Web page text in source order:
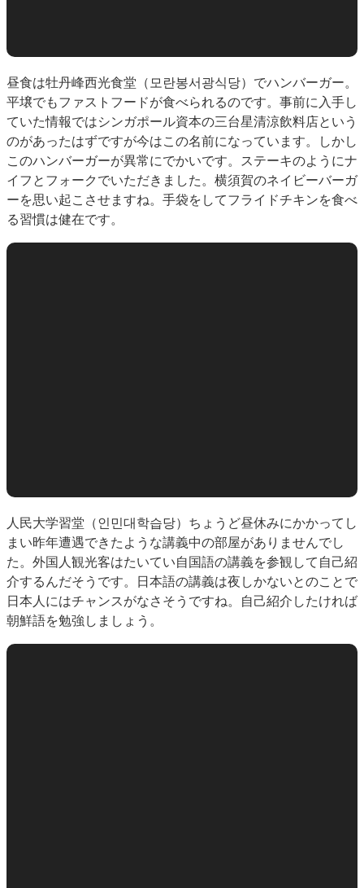
昼食は牡丹峰西光食堂（모란봉서광식당）でハンバーガー。
平壌でもファストフードが食べられるのです。事前に入手し
ていた情報ではシンガポール資本の三台星清涼飲料店という
のがあったはずですが今はこの名前になっています。しかし
このハンバーガーが異常にでかいです。ステーキのようにナ
イフとフォークでいただきました。横須賀のネイビーバーガ
ーを思い起こさせますね。手袋をしてフライドチキンを食べ
る習慣は健在です。
人民大学習堂（인민대학습당）ちょうど昼休みにかかってし
まい昨年遭遇できたような講義中の部屋がありませんでし
た。外国人観光客はたいてい自国語の講義を参観して自己紹
介するんだそうです。日本語の講義は夜しかないとのことで
日本人にはチャンスがなさそうですね。自己紹介したければ
朝鮮語を勉強しましょう。